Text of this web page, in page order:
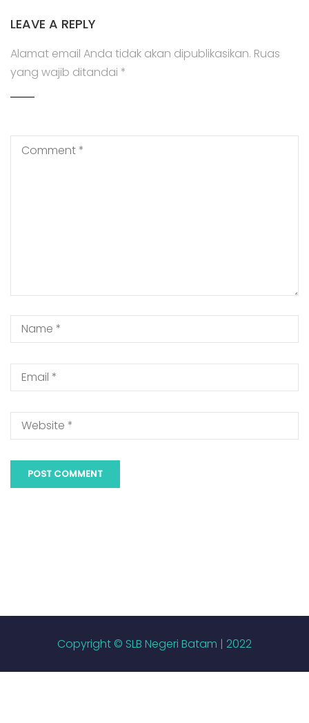
LEAVE A REPLY
Alamat email Anda tidak akan dipublikasikan. Ruas
yang wajib ditandai *
Copyright © SLB Negeri Batam | 2022